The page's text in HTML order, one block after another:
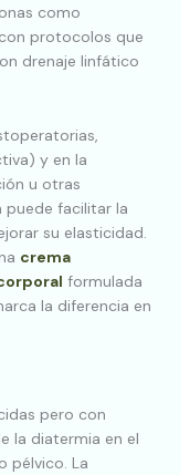
como
protocolos que
drenaje linfático
y en la
u otras
puede facilitar la
su elasticidad.
crema
formulada
la diferencia en
pero con
la diatermia en el
pélvico. La